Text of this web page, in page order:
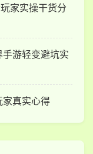
家实操干货分
游轻变避坑实
家真实心得